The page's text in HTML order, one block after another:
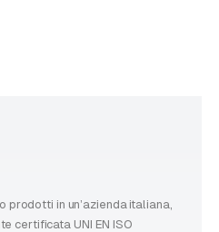
prodotti in un’azienda italiana,
certificata UNI EN ISO